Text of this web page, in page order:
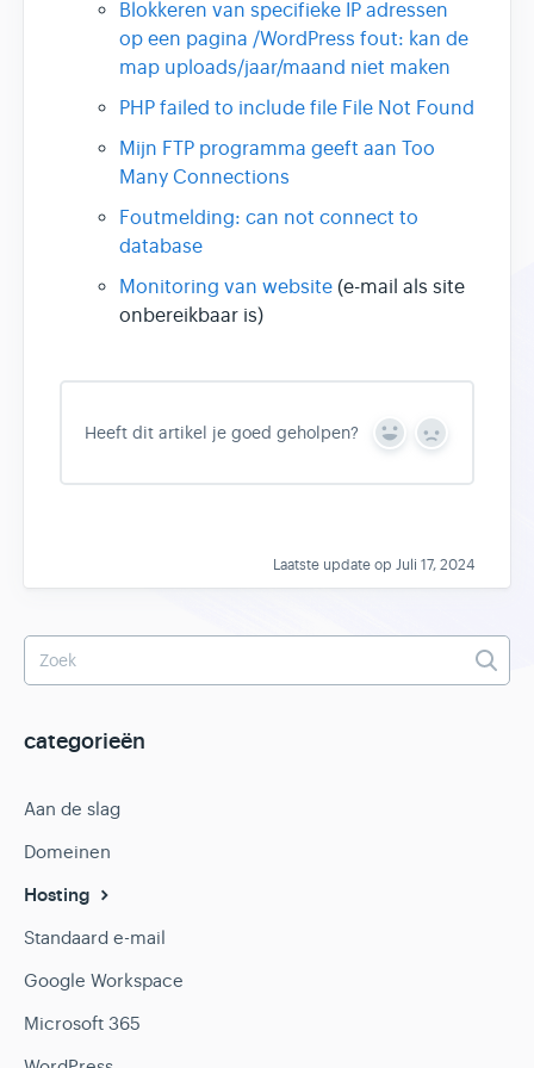
Blokkeren van specifieke IP adressen
op een pagina /WordPress fout: kan de
map uploads/jaar/maand niet maken
PHP failed to include file File Not Found
Mijn FTP programma geeft aan Too
Many Connections
Foutmelding: can not connect to
database
Monitoring van website (e-mail als site
onbereikbaar is)
Heeft dit artikel je goed geholpen?
Y
s
N
Laatste update op Juli 17, 2024
categorieën
Aan de slag
Domeinen
Hosting
Standaard e-mail
Google Workspace
Microsoft 365